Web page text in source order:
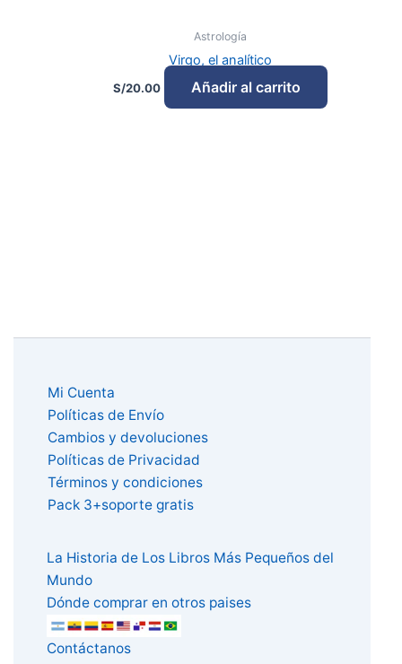
Astrología
Virgo, el analítico
S/20.00 Añadir al carrito
Mi Cuenta
Políticas de Envío
Cambios y devoluciones
Políticas de Privacidad
Términos y condiciones
Pack 3+soporte gratis
La Historia de Los Libros Más Pequeños del
Mundo
Dónde comprar en otros paises
Contáctanos